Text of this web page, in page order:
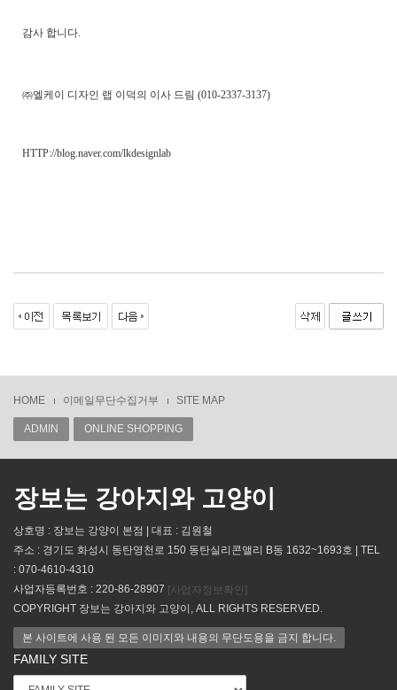
감사 합니다
㈜엘케이 디자인 랩 이덕의 이사 드림 (010-2337-3137)
HTTP://blog.naver.com/lkdesignlab
HOME 이메일무단수집거부 SITE MAP
ADMIN ONLINE SHOPPING
장보는 강아지와 고양이
상호명 : 장보는 강양이 본점 | 대표 : 김원철
주소 : 경기도 화성시 동탄영천로 150 동탄실리콘앨리 B동 1632~1693호 | TEL
: 070-4610-4310
사업자등록번호 : 220-86-28907 [사업자정보확인]
COPYRIGHT 장보는 강아지와 고양이, ALL RIGHTS RESERVED.
본 사이트에 사용 된 모든 이미지와 내용의 무단도용을 금지 합니다.
FAMILY SITE